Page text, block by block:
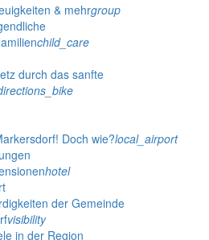
& mehrgroup
child_care
durch das sanfte
Doch wie?local_airport
hotel
der Gemeinde
visibility
in der Region